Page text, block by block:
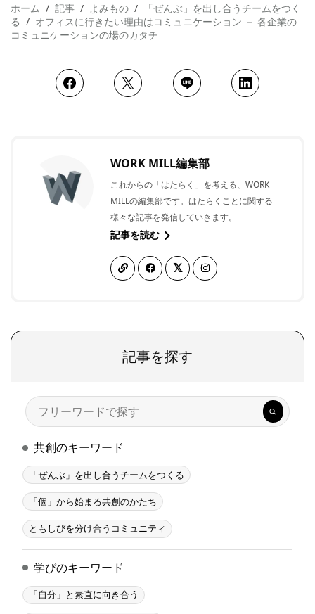
ホーム 記事 よみもの
「ぜんぶ」を出し合うチームをつく
る
オフィスに行きたい理由はコミュニケーション － 各企業の
コミュニケーションの場のカタチ
WORK MILL編集部
これからの「はたらく」を考える、WORK
MILLの編集部です。はたらくことに関する
様々な記事を発信していきます。
記事を読む
記事を探す
検
索
共創のキーワード
「ぜんぶ」を出し合うチームをつくる
「個」から始まる共創のかたち
ともしびを分け合うコミュニティ
学びのキーワード
「自分」と素直に向き合う